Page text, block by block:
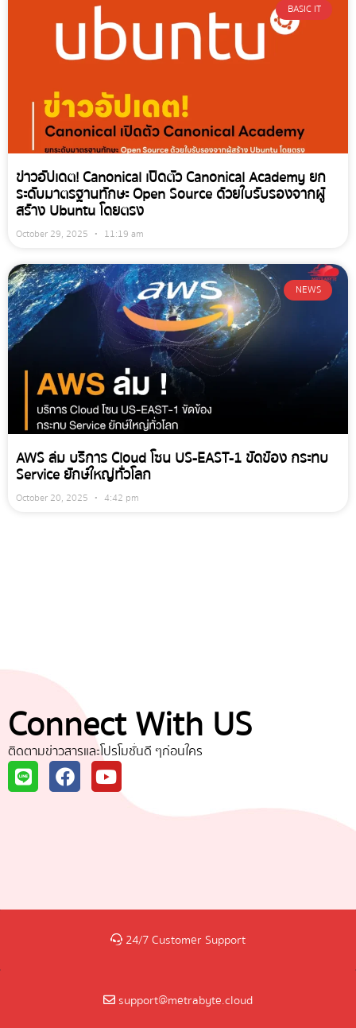
BASIC IT
ข่าวอัปเดต! Canonical เปิดตัว Canonical Academy ยก
ระดับมาตรฐานทักษะ Open Source ด้วยใบรับรองจากผู้
สร้าง Ubuntu โดยตรง
October 29, 2025 11:19 am
NEWS
AWS ล่ม บริการ Cloud โซน US-EAST-1 ขัดข้อง กระทบ
Service ยักษ์ใหญ่ทั่วโลก
October 20, 2025 4:42 pm
Connect With US
ติดตามข่าวสารและโปรโมชั่นดี ๆก่อนใคร
24/7 Customer Support
support@metrabyte.cloud